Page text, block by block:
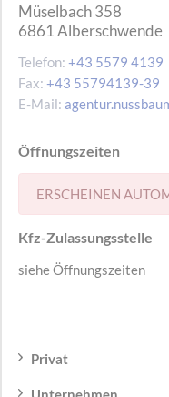
Müselbach 358
6861 Alberschwende
Telefon: +43 5579 4139
Fax: +43 55794139-39
E-Mail:
Öffnungszeiten
ERSCHEINEN
Kfz-Zulassungsstelle
siehe Öffnungszeiten
Privat